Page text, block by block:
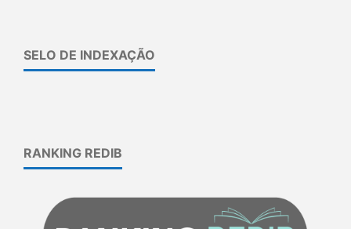
SELO DE INDEXAÇÃO
RANKING REDIB